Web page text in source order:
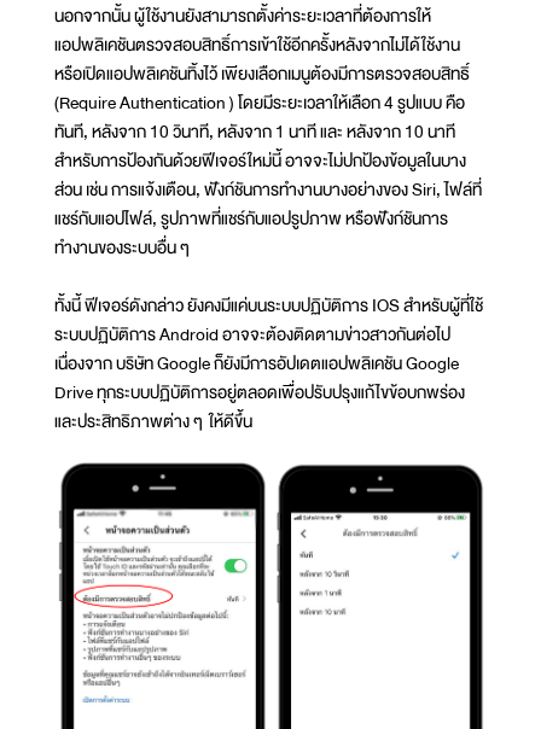
นอกจากนั้น ผู้ใช้งานยังสามารถตั้งค่าระยะเวลาที่ต้องการให้
แอปพลิเคชันตรวจสอบสิทธิ์การเข้าใช้อีกครั้งหลังจากไม่ได้ใช้งาน
หรือเปิดแอปพลิเคชันทิ้งไว้ เพียงเลือกเมนูต้องมีการตรวจสอบสิทธิ์
(Require Authentication ) โดยมีระยะเวลาให้เลือก 4 รูปแบบ คือ
ทันที, หลังจาก 10 วินาที, หลังจาก 1 นาที และ หลังจาก 10 นาที
สำหรับการป้องกันด้วยฟีเจอร์ใหม่นี้ อาจจะไม่ปกป้องข้อมูลในบาง
ส่วน เช่น การแจ้งเตือน, ฟังก์ชันการทำงานบางอย่างของ Siri, ไฟล์ที่
แชร์กับแอปไฟล์, รูปภาพที่แชร์กับแอปรูปภาพ หรือฟังก์ชันการ
ทำงานของระบบอื่น ๆ
ทั้งนี้ ฟีเจอร์ดังกล่าว ยังคงมีแค่บนระบบปฏิบัติการ IOS สำหรับผู้ที่ใช้
ระบบปฏิบัติการ Android อาจจะต้องติดตามข่าวสาวกันต่อไป
เนื่องจาก บริษัท Google ก็ยังมีการอัปเดตแอปพลิเคชัน Google
Drive ทุกระบบปฏิบัติการอยู่ตลอดเพื่อปรับปรุงแก้ไขข้อบกพร่อง
และประสิทธิภาพต่าง ๆ ให้ดีขึ้น